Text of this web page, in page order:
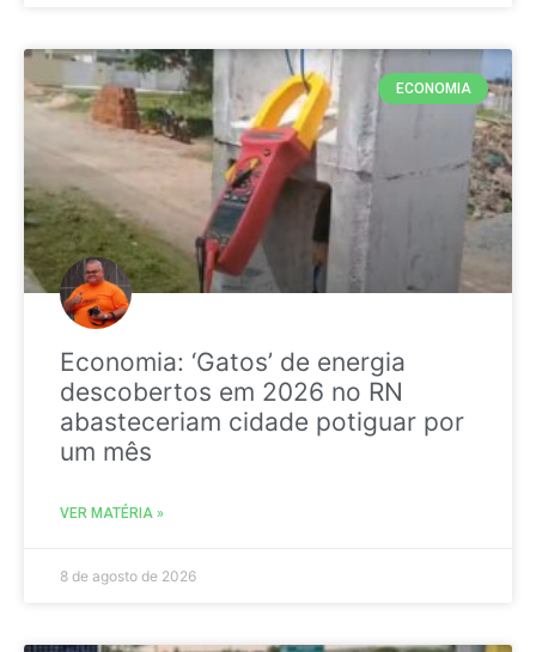
ECONOMIA
Economia: ‘Gatos’ de energia
descobertos em 2026 no RN
abasteceriam cidade potiguar por
um mês
VER MATÉRIA »
8 de agosto de 2026